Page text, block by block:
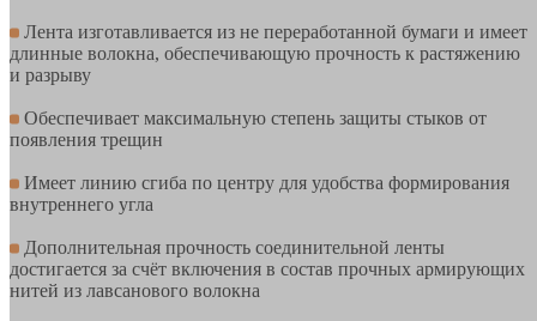
Лента изготавливается из не переработанной бумаги и имеет
длинные волокна, обеспечивающую прочность к растяжению
и разрыву
Обеспечивает максимальную степень защиты стыков от
появления трещин
Имеет линию сгиба по центру для удобства формирования
внутреннего угла
Дополнительная прочность соединительной ленты
достигается за счёт включения в состав прочных армирующих
нитей из лавсанового волокна